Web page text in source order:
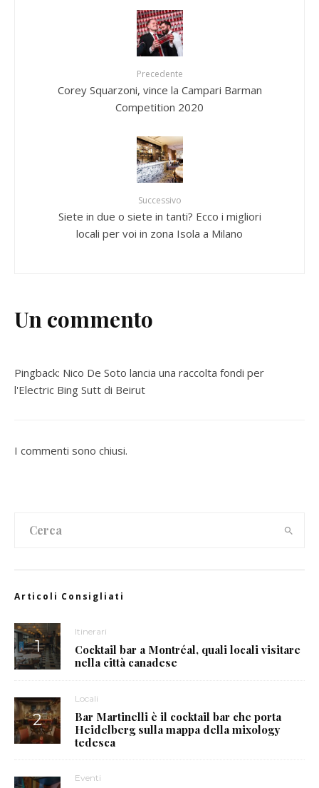
Precedente
Corey Squarzoni, vince la Campari Barman
Competition 2020
Successivo
Siete in due o siete in tanti? Ecco i migliori
locali per voi in zona Isola a Milano
Un commento
Pingback: Nico De Soto lancia una raccolta fondi per
l'Electric Bing Sutt di Beirut
I commenti sono chiusi.
Articoli Consigliati
Itinerari
Cocktail bar a Montréal, quali locali visitare
nella città canadese
Locali
Bar Martinelli è il cocktail bar che porta
Heidelberg sulla mappa della mixology
tedesca
Eventi